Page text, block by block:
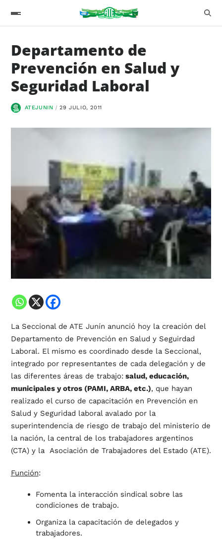
Departamento de
Prevención en Salud y
Seguridad Laboral
ATEJUNIN 29 JULIO, 2011
La Seccional de ATE Junín anunció hoyla creación del
Departamento de Prevención en Salud y Seguirdad
Laboral. El mismo es coordinado desde la Seccional,
integrado por representantes de cada delegación y de
las diferentes áreas de trabajo: salud, educación,
municipales y otros (PAMI, ARBA, etc.), que hayan
realizado el curso de capacitación en Prevención en
Salud y Seguridad laboral avalado por la
superintendencia de riesgo de trabajo del ministerio de
la nación, la central de los trabajadores argentinos
(CTA) y la Asociación de Trabajadores del Estado (ATE).
Función:
Fomenta la interacción sindical sobre las
condiciones de trabajo.
Organiza la capacitación de delegados y
trabajadores.